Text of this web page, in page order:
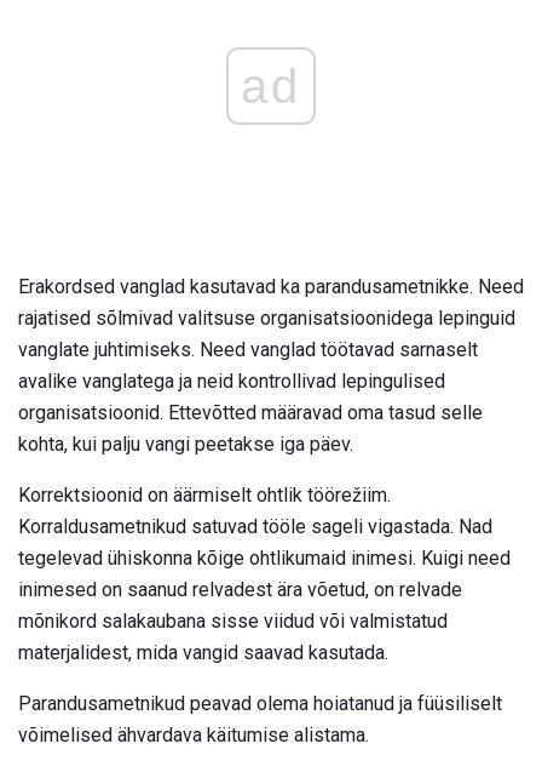
ad
Erakordsed vanglad kasutavad ka parandusametnikke. Need
rajatised sõlmivad valitsuse organisatsioonidega lepinguid
vanglate juhtimiseks. Need vanglad töötavad sarnaselt
avalike vanglatega ja neid kontrollivad lepingulised
organisatsioonid. Ettevõtted määravad oma tasud selle
kohta, kui palju vangi peetakse iga päev.
Korrektsioonid on äärmiselt ohtlik töörežiim.
Korraldusametnikud satuvad tööle sageli vigastada. Nad
tegelevad ühiskonna kõige ohtlikumaid inimesi. Kuigi need
inimesed on saanud relvadest ära võetud, on relvade
mõnikord salakaubana sisse viidud või valmistatud
materjalidest, mida vangid saavad kasutada.
Parandusametnikud peavad olema hoiatanud ja füüsiliselt
võimelised ähvardava käitumise alistama.